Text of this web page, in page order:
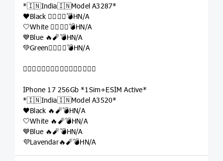
*🇮🇳India🇮🇳Model A3287*
🖤Black 👉🏽🔥🧨💣HN/A
🤍White 👉🏽🔥🧨💣HN/A
💙Blue 🔥🧨💣HN/A
💚Green👉🏽🔥🧨💣HN/A

İPhone 17 256Gb *1Sim+ESİM Active*
*🇮🇳India🇮🇳Model A3520*
🖤Black 🔥🧨💣HN/A
🤍White 🔥🧨💣HN/A
💙Blue 🔥🧨💣HN/A
💜Lavendar🔥🧨💣HN/A